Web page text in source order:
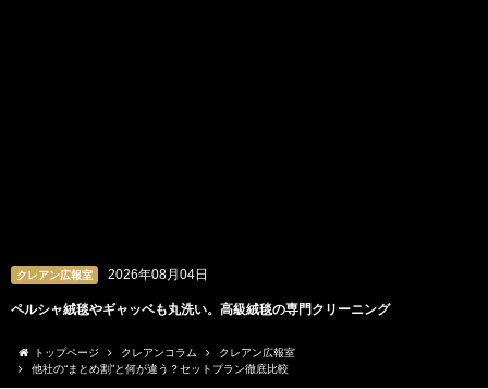
日
い。高級絨毯の専門クリーニング ビーズや羽根、チュールも
トップページ クレアンコラム
クレアン広報室
他社の“まとめ割”と何が違う？セットプラン徹底比較